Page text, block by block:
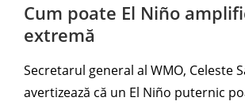
Cum poate El Niño
extremă
Secretarul general al WMO, Celeste
avertizează că un El Niño puternic